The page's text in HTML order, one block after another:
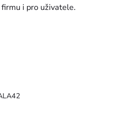
i pro uživatele.